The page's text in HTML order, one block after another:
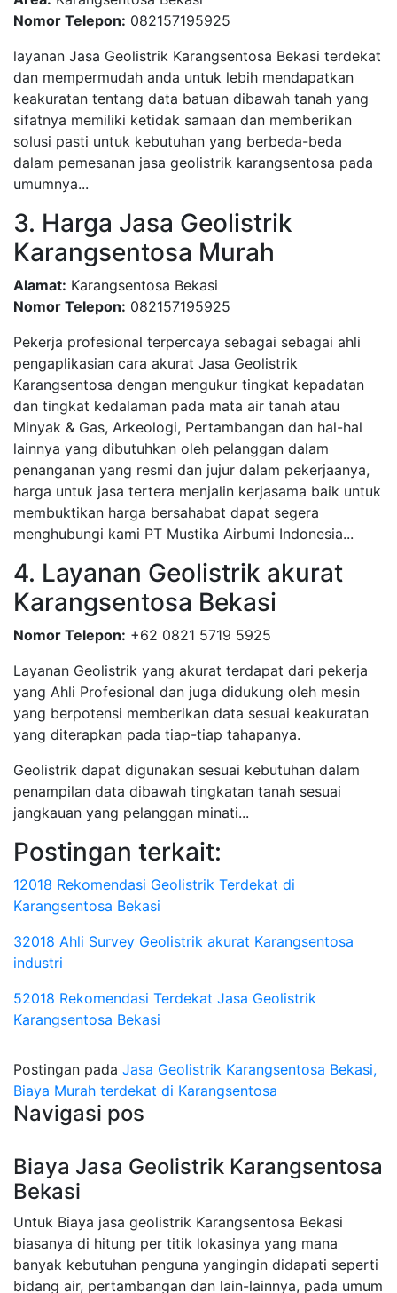
Nomor Telepon: 082157195925
layanan Jasa Geolistrik Karangsentosa Bekasi terdekat
dan mempermudah anda untuk lebih mendapatkan
keakuratan tentang data batuan dibawah tanah yang
sifatnya memiliki ketidak samaan dan memberikan
solusi pasti untuk kebutuhan yang berbeda-beda
dalam pemesanan jasa geolistrik karangsentosa pada
umumnya...
3. Harga Jasa Geolistrik
Karangsentosa Murah
Alamat: Karangsentosa Bekasi
Nomor Telepon: 082157195925
Pekerja profesional terpercaya sebagai sebagai ahli
pengaplikasian cara akurat Jasa Geolistrik
Karangsentosa dengan mengukur tingkat kepadatan
dan tingkat kedalaman pada mata air tanah atau
Minyak & Gas, Arkeologi, Pertambangan dan hal-hal
lainnya yang dibutuhkan oleh pelanggan dalam
penanganan yang resmi dan jujur dalam pekerjaanya,
harga untuk jasa tertera menjalin kerjasama baik untuk
membuktikan harga bersahabat dapat segera
menghubungi kami PT Mustika Airbumi Indonesia...
4. Layanan Geolistrik akurat
Karangsentosa Bekasi
Nomor Telepon: +62 0821 5719 5925
Layanan Geolistrik yang akurat terdapat dari pekerja
yang Ahli Profesional dan juga didukung oleh mesin
yang berpotensi memberikan data sesuai keakuratan
yang diterapkan pada tiap-tiap tahapanya.
Geolistrik dapat digunakan sesuai kebutuhan dalam
penampilan data dibawah tingkatan tanah sesuai
jangkauan yang pelanggan minati...
Postingan terkait:
12018 Rekomendasi Geolistrik Terdekat di
Karangsentosa Bekasi
32018 Ahli Survey Geolistrik akurat Karangsentosa
industri
52018 Rekomendasi Terdekat Jasa Geolistrik
Karangsentosa Bekasi
Postingan pada Jasa Geolistrik Karangsentosa Bekasi,
Biaya Murah terdekat di Karangsentosa
Navigasi pos
Biaya Jasa Geolistrik Karangsentosa
Bekasi
Untuk Biaya jasa geolistrik Karangsentosa Bekasi
biasanya di hitung per titik lokasinya yang mana
banyak kebutuhan penguna yangingin didapati seperti
bidang air, pertambangan dan lain-lainnya, pada umum